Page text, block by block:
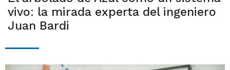
vivo: la mirada experta del ingeniero
Juan Bardi